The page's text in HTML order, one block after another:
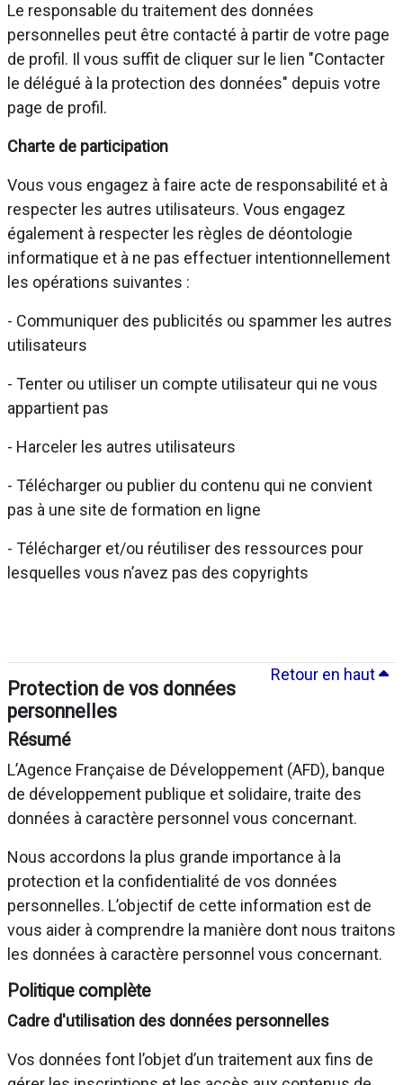
Le responsable du traitement des données
personnelles peut être contacté à partir de votre page
de profil. Il vous suffit de cliquer sur le lien "Contacter
le délégué à la protection des données" depuis votre
page de profil.
Charte de participation
Vous vous engagez à faire acte de responsabilité et à
respecter les autres utilisateurs. Vous engagez
également à respecter les règles de déontologie
informatique et à ne pas effectuer intentionnellement
les opérations suivantes :
- Communiquer des publicités ou spammer les autres
utilisateurs
- Tenter ou utiliser un compte utilisateur qui ne vous
appartient pas
- Harceler les autres utilisateurs
- Télécharger ou publier du contenu qui ne convient
pas à une site de formation en ligne
- Télécharger et/ou réutiliser des ressources pour
lesquelles vous n’avez pas des copyrights
Retour en haut
Protection de vos données
personnelles
Résumé
L’Agence Française de Développement (AFD), banque
de développement publique et solidaire, traite des
données à caractère personnel vous concernant.
Nous accordons la plus grande importance à la
protection et la confidentialité de vos données
personnelles. L’objectif de cette information est de
vous aider à comprendre la manière dont nous traitons
les données à caractère personnel vous concernant.
Politique complète
Cadre d'utilisation des données personnelles
Vos données font l’objet d’un traitement aux fins de